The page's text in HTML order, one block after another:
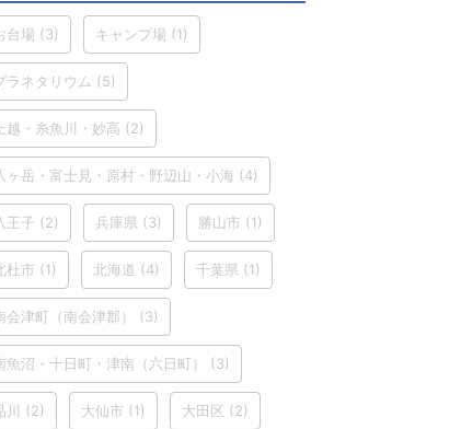
台場 (3) キャンプ場 (1)
ラネタリウム (5)
上越・糸魚川・妙高 (2)
ヶ岳・富士見・原村・野辺山・小海 (4)
王子 (2) 兵庫県 (3) 勝山市 (1)
杜市 (1) 北海道 (4) 千葉県 (1)
会津町（南会津郡） (3)
魚沼・十日町・津南（六日町） (3)
川 (2) 大仙市 (1) 大田区 (2)